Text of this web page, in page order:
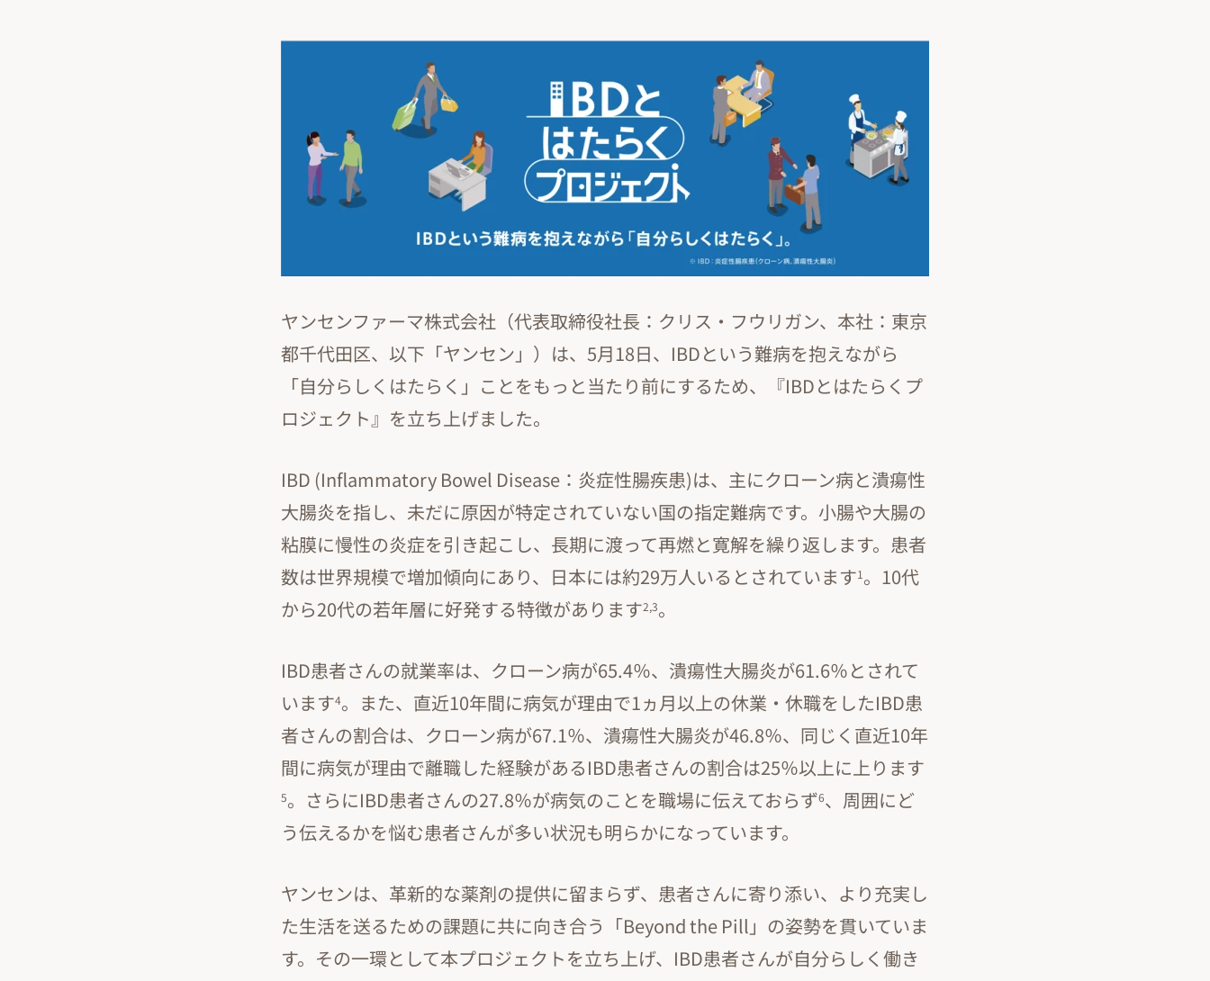
ヤンセンファーマ株式会社（代表取締役社長：クリス・フウリガン、本社：東京
都千代田区、以下「ヤンセン」）は、5月18日、IBDという難病を抱えながら
「自分らしくはたらく」ことをもっと当たり前にするため、『IBDとはたらくプ
ロジェクト』を立ち上げました。
IBD (Inflammatory Bowel Disease：炎症性腸疾患)は、主にクローン病と潰瘍性
大腸炎を指し、未だに原因が特定されていない国の指定難病です。小腸や大腸の
粘膜に慢性の炎症を引き起こし、長期に渡って再燃と寛解を繰り返します。患者
数は世界規模で増加傾向にあり、日本には約29万人いるとされています1 。10代
から20代の若年層に好発する特徴があります2,3。
IBD患者さんの就業率は、クローン病が65.4％、潰瘍性大腸炎が61.6％とされて
います4。また、直近10年間に病気が理由で1ヵ月以上の休業・休職をしたIBD患
者さんの割合は、クローン病が67.1％、潰瘍性大腸炎が46.8％、同じく直近10年
間に病気が理由で離職した経験があるIBD患者さんの割合は25％以上に上ります
5。さらにIBD患者さんの27.8％が病気のことを職場に伝えておらず6、周囲にど
う伝えるかを悩む患者さんが多い状況も明らかになっています。
ヤンセンは、革新的な薬剤の提供に留まらず、患者さんに寄り添い、より充実し
た生活を送るための課題に共に向き合う「Beyond the Pill」の姿勢を貫いていま
す。その一環として本プロジェクトを立ち上げ、IBD患者さんが自分らしく働き